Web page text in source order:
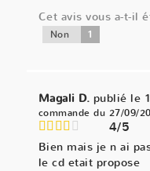
Cet avis vous a-t-il
Non 1
Magali D. publié le
commande du 27/09/
4/5
Bien mais je n ai
le cd etait propose